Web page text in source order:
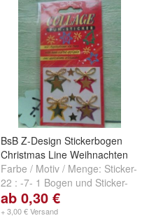
BsB Z-Design Stickerbogen
Christmas Line Weihnachten
Farbe / Motiv / Menge: Sticker-
22 : -7- 1 Bogen und Sticker-
22 : -12- 1 Bogen +
Geschenkanhänger
ab 0,30 €
+ 3,00 € Versand